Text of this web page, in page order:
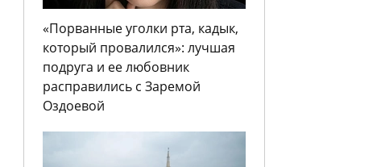
«Порванные уголки рта, кадык,
который провалился»: лучшая
подруга и ее любовник
расправились с Заремой
Оздоевой